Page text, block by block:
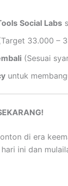
Social Labs
33.000 –
(Sesuai
untuk
di era
hari ini dan